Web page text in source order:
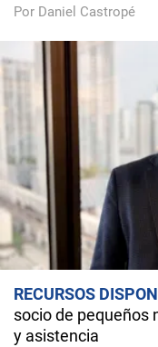
Por Daniel Castropé
RECURSOS
socio de pequeños
y asistencia